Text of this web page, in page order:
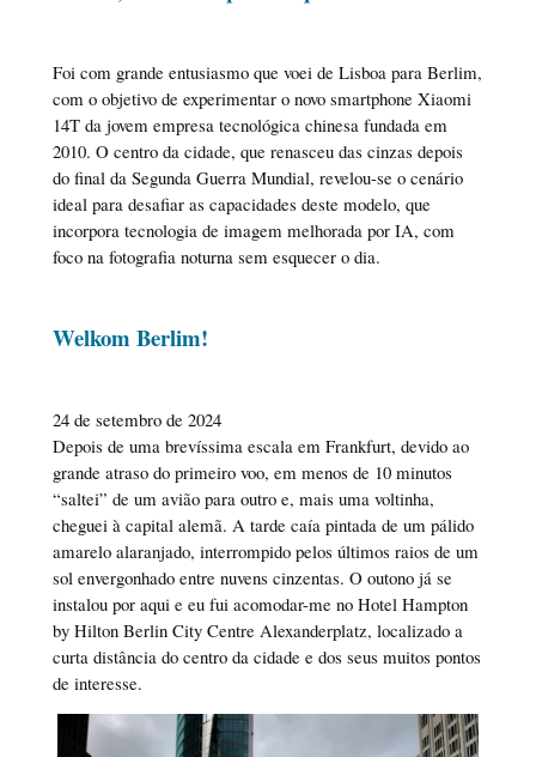
Foi com grande entusiasmo que voei de Lisboa para Berlim,
com o objetivo de experimentar o novo smartphone Xiaomi
14T da jovem empresa tecnológica chinesa fundada em
2010. O centro da cidade, que renasceu das cinzas depois
do final da Segunda Guerra Mundial, revelou-se o cenário
ideal para desafiar as capacidades deste modelo, que
incorpora tecnologia de imagem melhorada por IA, com
foco na fotografia noturna sem esquecer o dia.
Welkom Berlim!
24 de setembro de 2024
Depois de uma brevíssima escala em Frankfurt, devido ao
grande atraso do primeiro voo, em menos de 10 minutos
“saltei” de um avião para outro e, mais uma voltinha,
cheguei à capital alemã. A tarde caía pintada de um pálido
amarelo alaranjado, interrompido pelos últimos raios de um
sol envergonhado entre nuvens cinzentas. O outono já se
instalou por aqui e eu fui acomodar-me no Hotel Hampton
by Hilton Berlin City Centre Alexanderplatz, localizado a
curta distância do centro da cidade e dos seus muitos pontos
de interesse.